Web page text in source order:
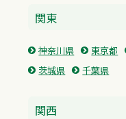
関東
神奈川県 東京都
茨城県
千葉県
関西